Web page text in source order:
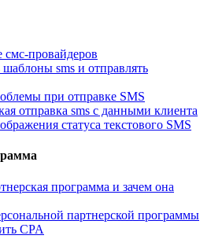
провайдеров
sms и отправлять
при отправке SMS
отправка sms с данными клиента
статуса текстового SMS
программа и зачем она
партнерской программы
CPA